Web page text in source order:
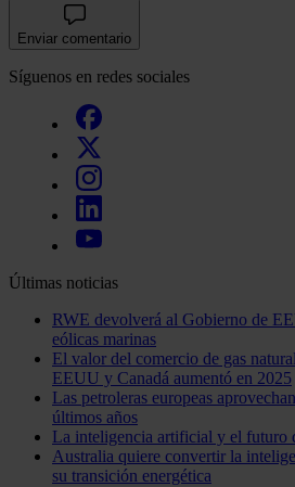
Enviar comentario
Síguenos en redes sociales
Últimas noticias
RWE devolverá al Gobierno de
eólicas marinas
El valor del comercio de gas
EEUU y Canadá aumentó en 2025
Las petroleras europeas
últimos años
La inteligencia artificial y el futuro
Australia quiere convertir la
su transición energética